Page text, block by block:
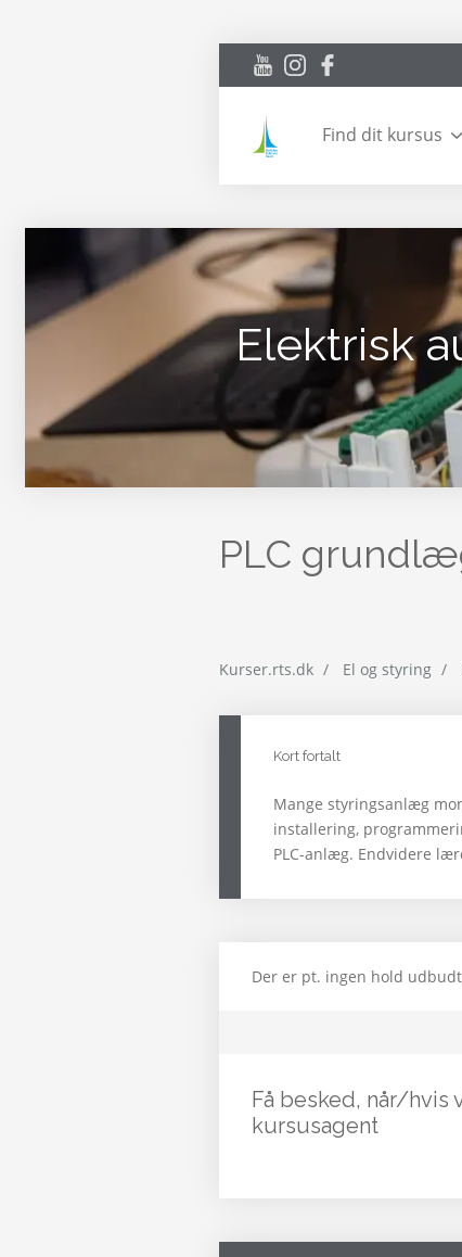
Find dit kursus
Elektrisk
PLC
Kurser.rts.dk El og styring
Kort fortalt
Mange styringsanlæg
installering,
PLC-anlæg. Endvidere
Der er pt. ingen hold
Få besked, når/
kursusagent